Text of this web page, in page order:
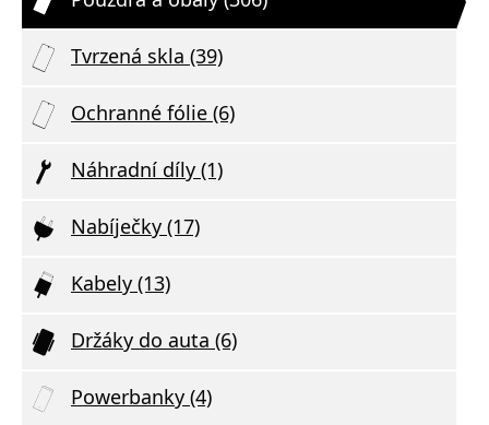
Tvrzená skla (39)
Ochranné fólie (6)
Náhradní díly (1)
Nabíječky (17)
Kabely (13)
Držáky do auta (6)
Powerbanky (4)